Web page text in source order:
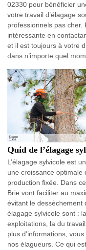
02330 pour bénéficier
votre travail d’élagage
professionnels pas cher.
intéressante en
et il est toujours à votre
dans n’importe quel
Quid de l’élagage
L’élagage sylvicole est
une croissance optimale
production fixée. Dans
Brie vont faciliter au
évitant le dessèchement
élagage sylvicole sont :
exploitations, la du
plus d’informations,
nos élagueurs. Ce qui